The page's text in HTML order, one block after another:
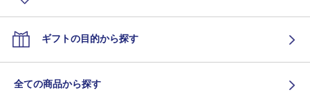
ギフトの目的から探す
全ての商品から探す